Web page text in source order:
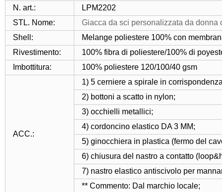
N. art.:
LPM2202
STL. Nome:
Giacca da sci personalizzata da
Shell:
Melange poliestere 100% con
Rivestimento:
100% fibra di poliestere/100% di
Imbottitura:
100% poliestere 120/100/40 gsm
ACC.:
1) 5 cerniere a spirale in
2) bottoni a scatto in nylon;
3) occhielli metallici;
4) cordoncino elastico DA 3 MM;
5) ginocchiera in plastica (fermo del
6) chiusura del nastro a contatto
7) nastro elastico antiscivolo per
** Commento: Dal marchio locale;